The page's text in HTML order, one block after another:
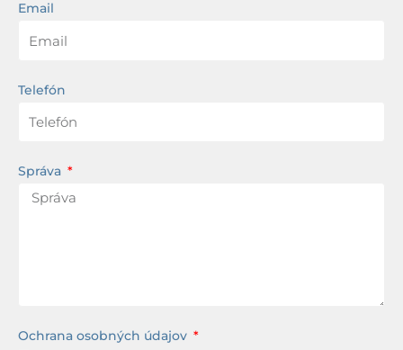
Email
Telefón
Správa
Ochrana osobných údajov